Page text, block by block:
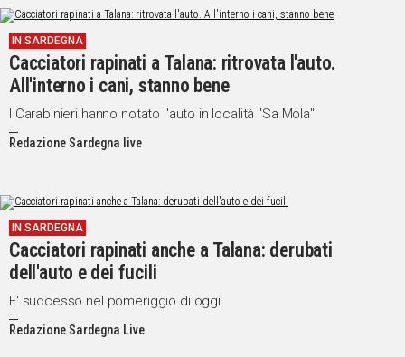
IN SARDEGNA
Cacciatori rapinati a Talana: ritrovata l'auto.
All'interno i cani, stanno bene
I Carabinieri hanno notato l'auto in località "Sa Mola"
Redazione Sardegna live
IN SARDEGNA
Cacciatori rapinati anche a Talana: derubati
dell'auto e dei fucili
E' successo nel pomeriggio di oggi
Redazione Sardegna Live